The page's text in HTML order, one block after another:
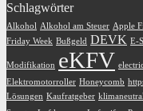
Schlagwörter
Alkohol Alkohol am Steuer Apple
Friday Week Bußgeld DEVK E-
Modifikation eKFV
Elektromotorroller Honeycomb
Lösungen Kaufratgeber klimaneutral